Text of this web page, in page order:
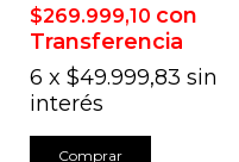
$269.999,10 con
Transferencia
6 x $49.999,83 sin
interés
Comprar